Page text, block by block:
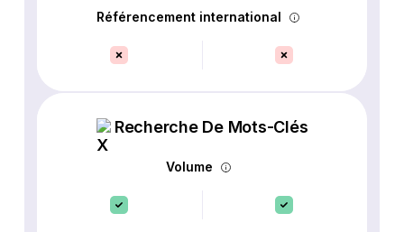
Référencement international
Recherche De Mots-Clés
Volume